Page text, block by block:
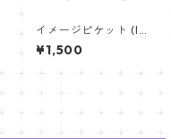
イメージピケット (Im
age Picket) うちわ -
ジョングク (JUNGKO
OK_17)
¥1,500